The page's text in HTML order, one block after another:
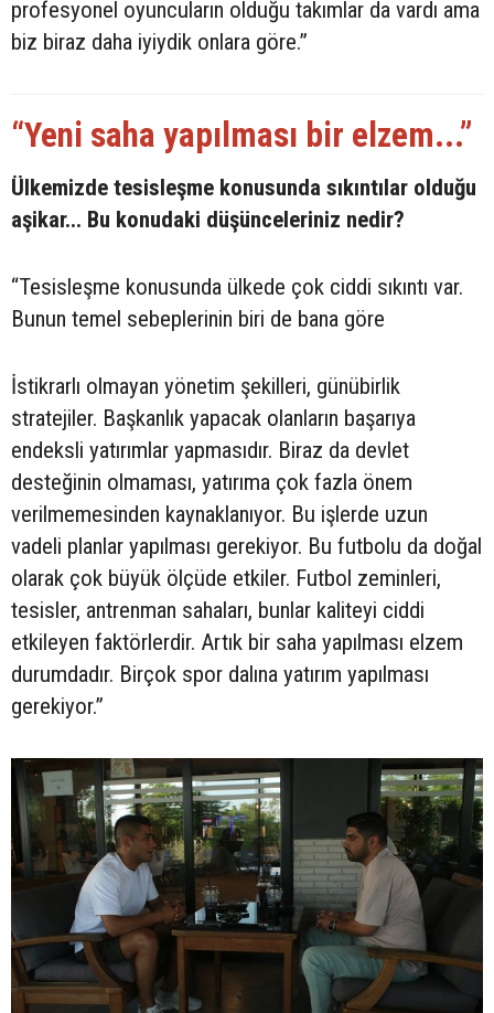
profesyonel oyuncuların olduğu takımlar da vardı ama
biz biraz daha iyiydik onlara göre.”
“Yeni saha yapılması bir elzem...”
Ülkemizde tesisleşme konusunda sıkıntılar olduğu
aşikar... Bu konudaki düşünceleriniz nedir?
“Tesisleşme konusunda ülkede çok ciddi sıkıntı var.
Bunun temel sebeplerinin biri de bana göre
İstikrarlı olmayan yönetim şekilleri, günübirlik
stratejiler. Başkanlık yapacak olanların başarıya
endeksli yatırımlar yapmasıdır. Biraz da devlet
desteğinin olmaması, yatırıma çok fazla önem
verilmemesinden kaynaklanıyor. Bu işlerde uzun
vadeli planlar yapılması gerekiyor. Bu futbolu da doğal
olarak çok büyük ölçüde etkiler. Futbol zeminleri,
tesisler, antrenman sahaları, bunlar kaliteyi ciddi
etkileyen faktörlerdir. Artık bir saha yapılması elzem
durumdadır. Birçok spor dalına yatırım yapılması
gerekiyor.”